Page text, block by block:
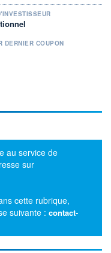
DERNIER COUPON
au service de
sur
cette rubrique,
suivante : contact-